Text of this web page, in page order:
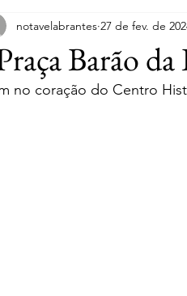
e Souto Alvega e
Pego Rio de Moinhos
Barão
notavelabrantes 27 de fev. de
no coração do Centro